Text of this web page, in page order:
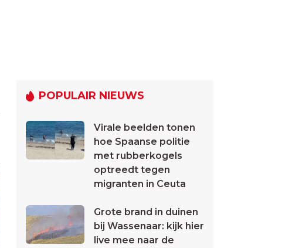
POPULAIR NIEUWS
Virale beelden tonen
hoe Spaanse politie
met rubberkogels
optreedt tegen
migranten in Ceuta
Grote brand in duinen
bij Wassenaar: kijk hier
live mee naar de